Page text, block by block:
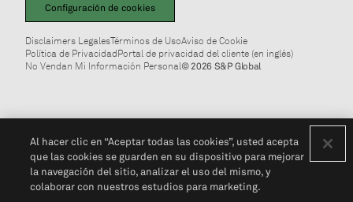
Configuración de cookies
Disclaimers LegalesTérminos de UsoAviso de Cookie
Política de PrivacidadPortal de privacidad del cliente (en inglés)
No Vendan Mi Información Personal© 2026 S&P Global
Al hacer clic en “Aceptar todas las cookies”, usted acepta
que las cookies se guarden en su dispositivo para mejorar
la navegación del sitio, analizar el uso del mismo, y
colaborar con nuestros estudios para marketing.